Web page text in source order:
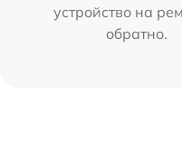
устройство на
обратно.